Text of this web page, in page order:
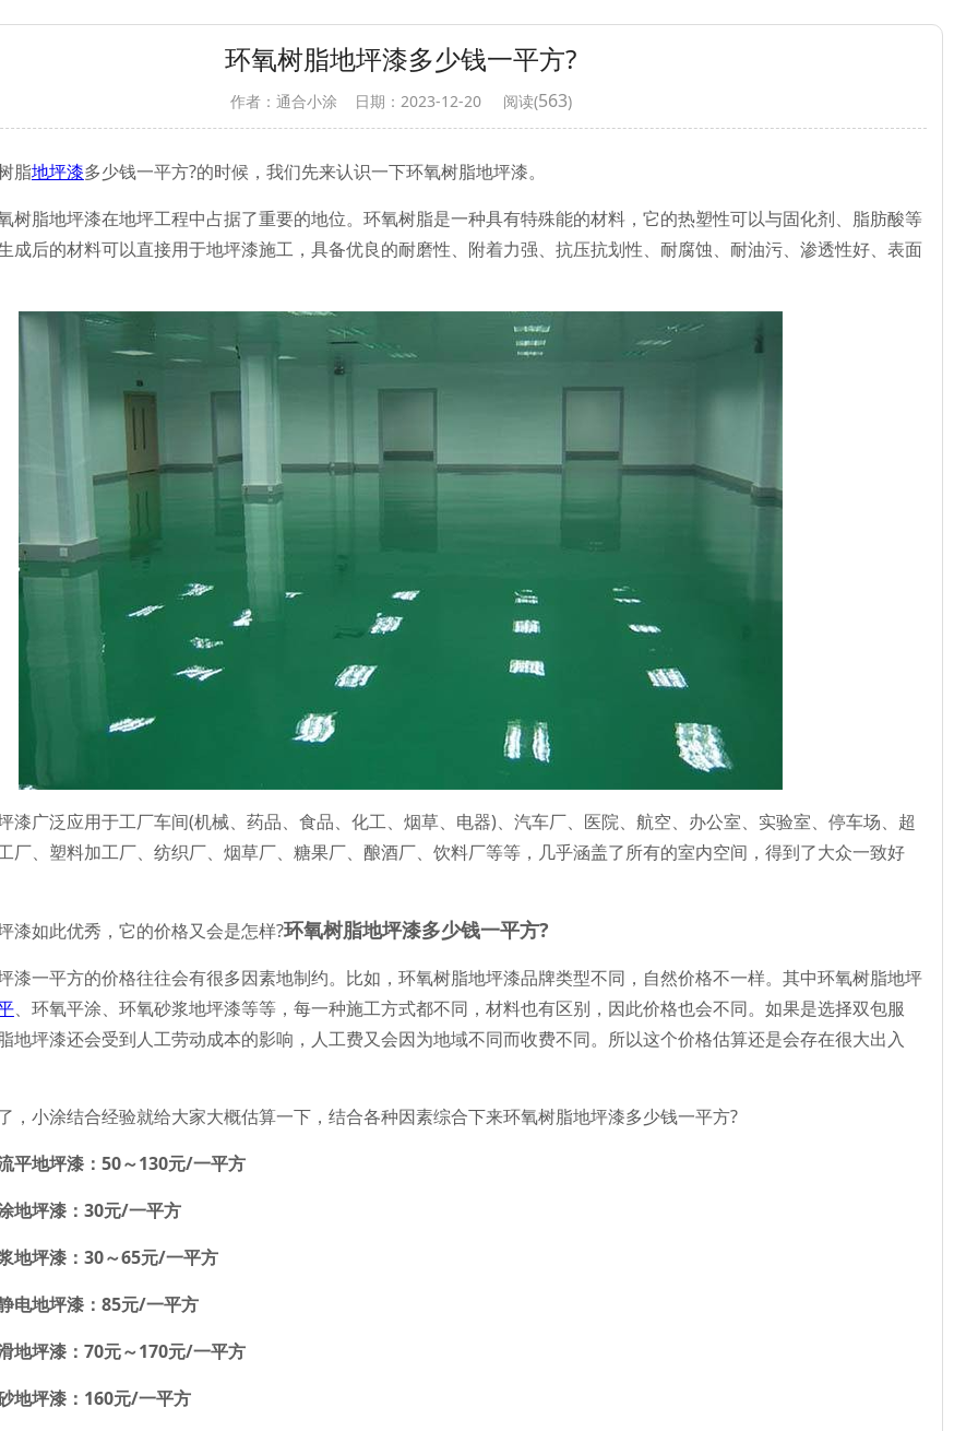
环氧树脂地坪漆多少钱一平方?
作者：通合小涂 日期：2023-12-20 阅读(563)
脂地坪漆多少钱一平方?的时候，我们先来认识一下环氧树脂地坪漆。
地坪漆在地坪工程中占据了重要的地位。环氧树脂是一种具有特殊能的材料，它的热塑性可以与固化剂、脂肪酸等
成后的材料可以直接用于地坪漆施工，具备优良的耐磨性、附着力强、抗压抗划性、耐腐蚀、耐油污、渗透性好、表面
泛应用于工厂车间(机械、药品、食品、化工、烟草、电器)、汽车厂、医院、航空、办公室、实验室、停车场、超
厂、塑料加工厂、纺织厂、烟草厂、糖果厂、酿酒厂、饮料厂等等，几乎涵盖了所有的室内空间，得到了大众一致好
如此优秀，它的价格又会是怎样?环氧树脂地坪漆多少钱一平方?
平方的价格往往会有很多因素地制约。比如，环氧树脂地坪漆品牌类型不同，自然价格不一样。其中环氧树脂地坪
、环氧平涂、环氧砂浆地坪漆等等，每一种施工方式都不同，材料也有区别，因此价格也会不同。如果是选择双包服
地坪漆还会受到人工劳动成本的影响，人工费又会因为地域不同而收费不同。所以这个价格估算还是会存在很大出入
涂结合经验就给大家大概估算一下，结合各种因素综合下来环氧树脂地坪漆多少钱一平方?
地坪漆：50～130元/一平方
坪漆：30元/一平方
坪漆：30～65元/一平方
地坪漆：85元/一平方
坪漆：70元～170元/一平方
坪漆：160元/一平方